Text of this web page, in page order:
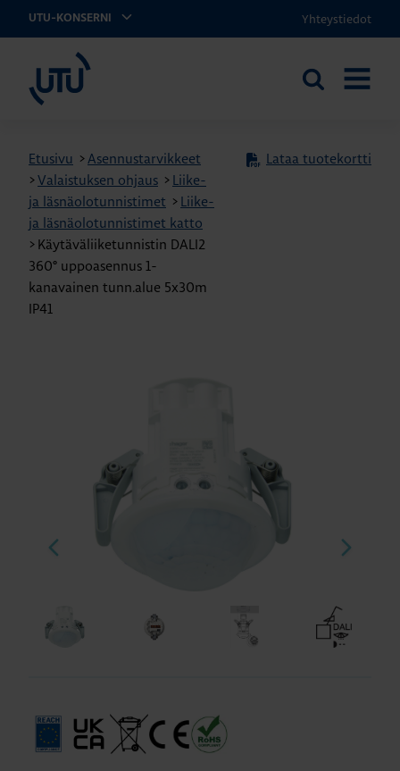
UTU-KONSERNI Yhteystiedot
Etsi
Etusivu >Asennustarvikkeet
>Valaistuksen ohjaus > Liike-
ja läsnäolotunnistimet > Liike-
ja läsnäolotunnistimet katto
> Käytäväliiketunnistin DALI2
360° uppoasennus 1-
kanavainen tunn.alue 5x30m
IP41
Lataa tuotekortti